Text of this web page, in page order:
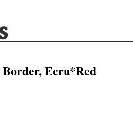
Border, Ecru*Red